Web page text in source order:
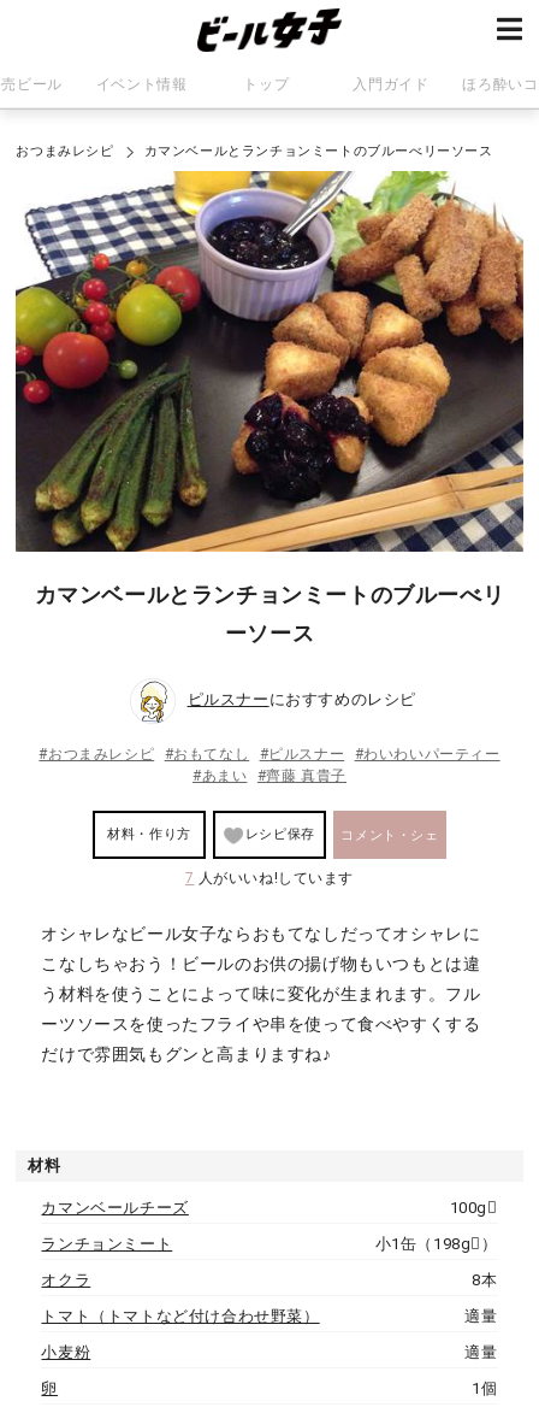
ビール イベント情報 トップ 入門ガイド ほろ酔い
おつまみレシピ カマンベールとランチョンミートのブルーべリーソース
カマンベールとランチョンミートのブルーべリ
ーソース
ピルスナー におすすめのレシピ
#おつまみレシピ #おもてなし #ピルスナー
#わいわいパーティー
#あまい
#齊藤 真貴子
材料・作り方 レシピ保存 コメント・シェ
7 人がいいね!しています
オシャレなビール女子ならおもてなしだってオシャレに
こなしちゃおう！ビールのお供の揚げ物もいつもとは違
う材料を使うことによって味に変化が生まれます。フル
ーツソースを使ったフライや串を使って食べやすくする
だけで雰囲気もグンと高まりますね♪
材料
カマンベールチーズ
100g
ランチョンミート
小1缶（198g）
オクラ
8本
トマト（トマトなど付け合わせ野菜）
適量
小麦粉
適量
卵
1個